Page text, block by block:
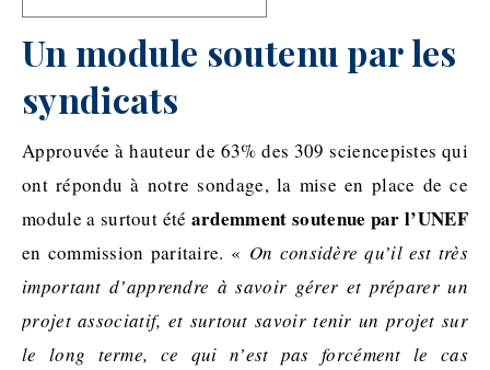
Un module soutenu par les
syndicats
Approuvée à hauteur de 63% des 309 sciencepistes qui
ont répondu à notre sondage, la mise en place de ce
module a surtout été ardemment soutenue par l’UNEF
en commission paritaire. « On considère qu’il est très
important d’apprendre à savoir gérer et préparer un
projet associatif, et surtout savoir tenir un projet sur
le long terme, ce qui n’est pas forcément le cas